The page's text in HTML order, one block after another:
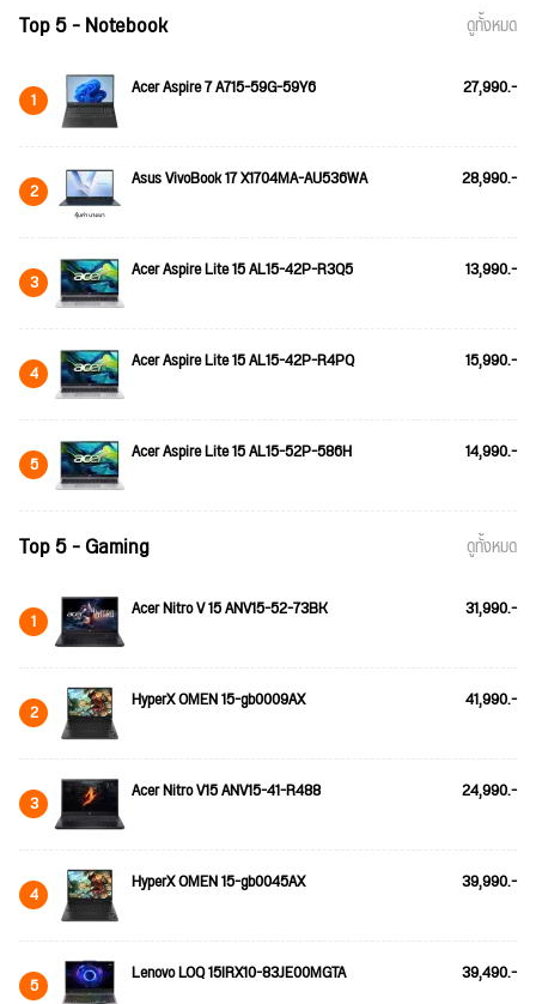
Top 5 - Notebook ดูทั้งหมด
1 Acer Aspire 7 A715-59G-59Y6 27,990.-
2 Asus VivoBook 17 X1704MA-AU536WA 28,990.-
3 Acer Aspire Lite 15 AL15-42P-R3Q5 13,990.-
4 Acer Aspire Lite 15 AL15-42P-R4PQ 15,990.-
5 Acer Aspire Lite 15 AL15-52P-586H 14,990.-
Top 5 - Gaming ดูทั้งหมด
1 Acer Nitro V 15 ANV15-52-73BK 31,990.-
2 HyperX OMEN 15-gb0009AX 41,990.-
3 Acer Nitro V15 ANV15-41-R488 24,990.-
4 HyperX OMEN 15-gb0045AX 39,990.-
5 Lenovo LOQ 15IRX10-83JE00MGTA 39,490.-